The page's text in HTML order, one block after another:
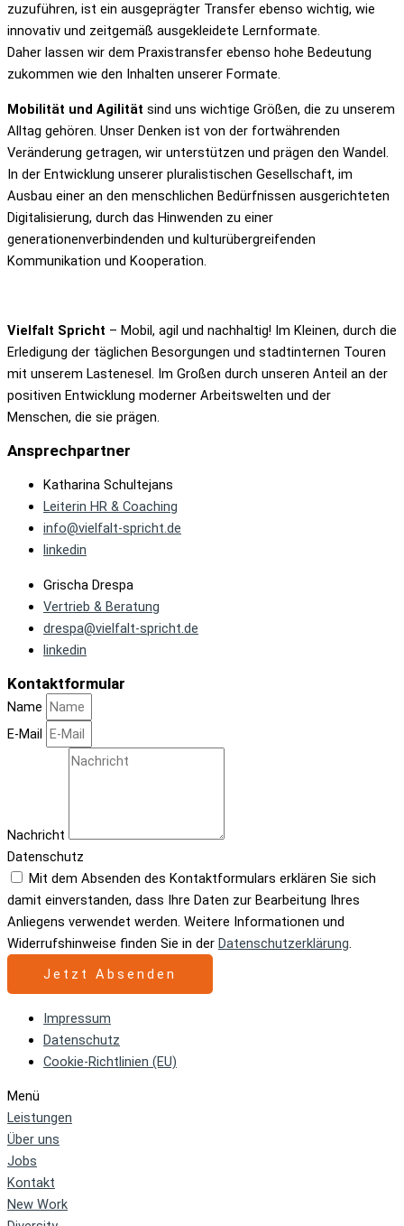
zuzuführen, ist ein ausgeprägter Transfer ebenso wichtig, wie
innovativ und zeitgemäß ausgekleidete Lernformate.
Daher lassen wir dem Praxistransfer ebenso hohe Bedeutung
zukommen wie den Inhalten unserer Formate.
Mobilität und Agilität sind uns wichtige Größen, die zu unserem
Alltag gehören. Unser Denken ist von der fortwährenden
Veränderung getragen, wir unterstützen und prägen den Wandel.
In der Entwicklung unserer pluralistischen Gesellschaft, im
Ausbau einer an den menschlichen Bedürfnissen ausgerichteten
Digitalisierung, durch das Hinwenden zu einer
generationenverbindenden und kulturübergreifenden
Kommunikation und Kooperation.
Vielfalt Spricht – Mobil, agil und nachhaltig! Im Kleinen, durch die
Erledigung der täglichen Besorgungen und stadtinternen Touren
mit unserem Lastenesel. Im Großen durch unseren Anteil an der
positiven Entwicklung moderner Arbeitswelten und der
Menschen, die sie prägen.
Ansprechpartner
Katharina Schultejans
Leiterin HR & Coaching
info@vielfalt-spricht.de
linkedin
Grischa Drespa
Vertrieb & Beratung
drespa@vielfalt-spricht.de
linkedin
Kontaktformular
Name
E-Mail
Nachricht
Datenschutz
Mit dem Absenden des Kontaktformulars erklären Sie sich
damit einverstanden, dass Ihre Daten zur Bearbeitung Ihres
Anliegens verwendet werden. Weitere Informationen und
Widerrufshinweise finden Sie in der Datenschutzerklärung.
Jetzt Absenden
Impressum
Datenschutz
Cookie-Richtlinien (EU)
Menü
Leistungen
Über uns
Jobs
Kontakt
New Work